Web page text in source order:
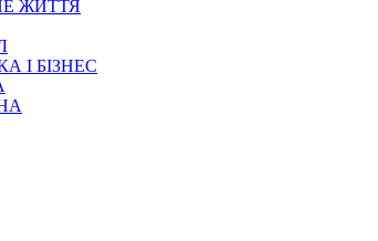
ЖИТТЯ
І БІЗНЕС